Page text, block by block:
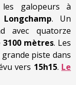
galopeurs à
Longchamp. Un
avec quatorze
3100 mètres. Les
piste dans
vers 15h15. Le